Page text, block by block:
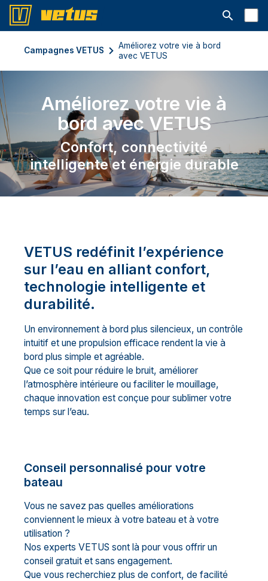
Ouvrir la
Campagnes VETUS
Améliorez votre vie à bord
avec VETUS
Améliorez votre vie à
bord avec VETUS
Confort, connectivité
intelligente et énergie durable
VETUS redéfinit l’expérience
sur l’eau en alliant confort,
technologie intelligente et
durabilité.
Un environnement à bord plus silencieux, un contrôle
intuitif et une propulsion efficace rendent la vie à
bord plus simple et agréable.
Que ce soit pour réduire le bruit, améliorer
l’atmosphère intérieure ou faciliter le mouillage,
chaque innovation est conçue pour sublimer votre
temps sur l’eau.
Conseil personnalisé pour votre
bateau
Vous ne savez pas quelles améliorations
conviennent le mieux à votre bateau et à votre
utilisation ?
Nos experts VETUS sont là pour vous offrir un
conseil gratuit et sans engagement.
Que vous recherchiez plus de confort, de facilité